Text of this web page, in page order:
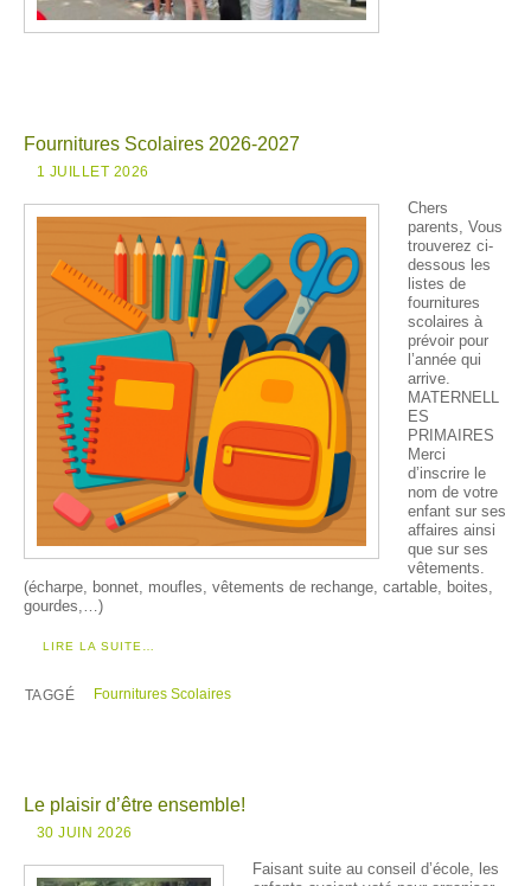
Fournitures Scolaires 2026-2027
1 JUILLET 2026
Chers
parents, Vous
trouverez ci-
dessous les
listes de
fournitures
scolaires à
prévoir pour
l’année qui
arrive.
MATERNELL
ES
PRIMAIRES
Merci
d’inscrire le
nom de votre
enfant sur ses
affaires ainsi
que sur ses
vêtements.
(écharpe, bonnet, moufles, vêtements de rechange, cartable, boites,
gourdes,…)
LIRE LA SUITE…
TAGGÉ Fournitures Scolaires
Le plaisir d’être ensemble!
30 JUIN 2026
Faisant suite au conseil d’école, les